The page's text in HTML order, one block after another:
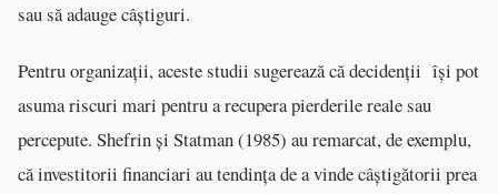
sau să adauge câștiguri.
Pentru organizații, aceste studii sugerează că decidenții își pot
asuma riscuri mari pentru a recupera pierderile reale sau
percepute. Shefrin și Statman (1985) au remarcat, de exemplu,
că investitorii financiari au tendința de a vinde câștigătorii prea